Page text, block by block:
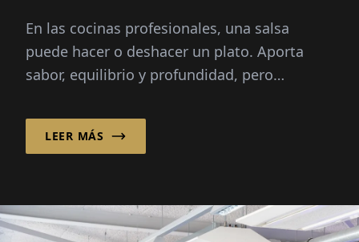
En las cocinas profesionales, una salsa
puede hacer o deshacer un plato. Aporta
sabor, equilibrio y profundidad, pero
LEER MÁS